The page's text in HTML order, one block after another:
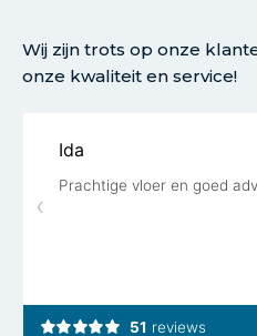
Wij zijn trots op onze
onze kwaliteit en service!